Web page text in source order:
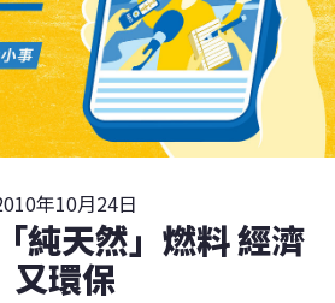
年10月24日
純天然」燃料 經濟
又環保